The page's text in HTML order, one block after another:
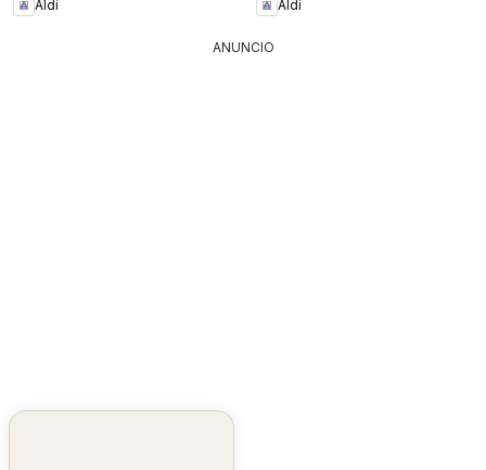
Aldi
Aldi
ANUNCIO